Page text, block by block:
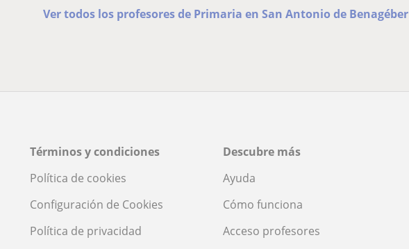
Ver todos los profesores de Primaria en San Antonio de Benagéber
Términos y condiciones
Política de cookies
Configuración de Cookies
Política de privacidad
Descubre más
Ayuda
Cómo funciona
Acceso profesores